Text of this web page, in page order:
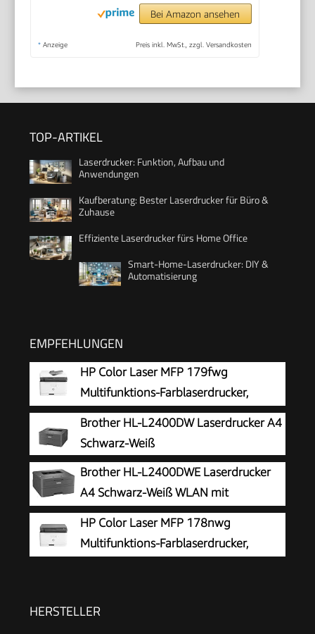
Bei Amazon ansehen
* Anzeige Preis inkl. MwSt., zzgl. Versandkosten
TOP-ARTIKEL
Laserdrucker: Funktion, Aufbau und
Anwendungen
Kaufberatung: Bester Laserdrucker für Büro &
Zuhause
Effiziente Laserdrucker fürs Home Office
Smart-Home-Laserdrucker: DIY &
Automatisierung
EMPFEHLUNGEN
HP Color Laser MFP 179fwg
Multifunktions-Farblaserdrucker,
Drucken, Kopieren, Scannen, Faxen,
Automatische Dokumentenzuführung, Wi-Fi,
Ethernet, USB, Smart App
Brother HL-L2400DW Laserdrucker A4
Schwarz-Weiß
Brother HL-L2400DWE Laserdrucker
A4 Schwarz-Weiß WLAN mit
Automatischem Duplexdruck LC-
Display
HP Color Laser MFP 178nwg
Multifunktions-Farblaserdrucker,
HERSTELLER